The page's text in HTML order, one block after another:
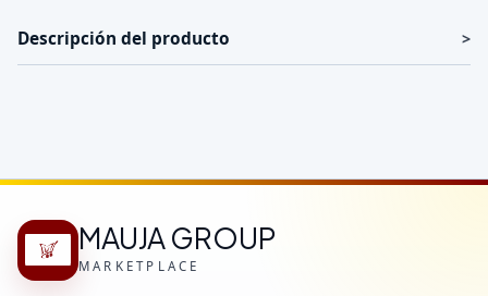
Descripción del producto
MAUJA GROUP
MARKETPLACE